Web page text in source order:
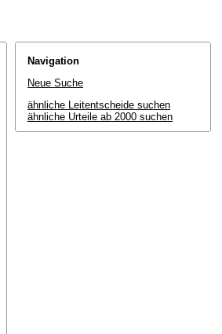
Navigation
Neue Suche
ähnliche Leitentscheide suchen
ähnliche Urteile ab 2000 suchen